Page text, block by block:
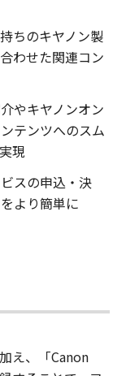
ちのキヤノン製
わせた関連コン
やキヤノンオン
テンツへのスム
現
スの申込・決
より簡単に
え、「Canon